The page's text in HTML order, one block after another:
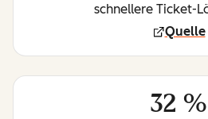
schnellere Ticket-
Quelle
32 %